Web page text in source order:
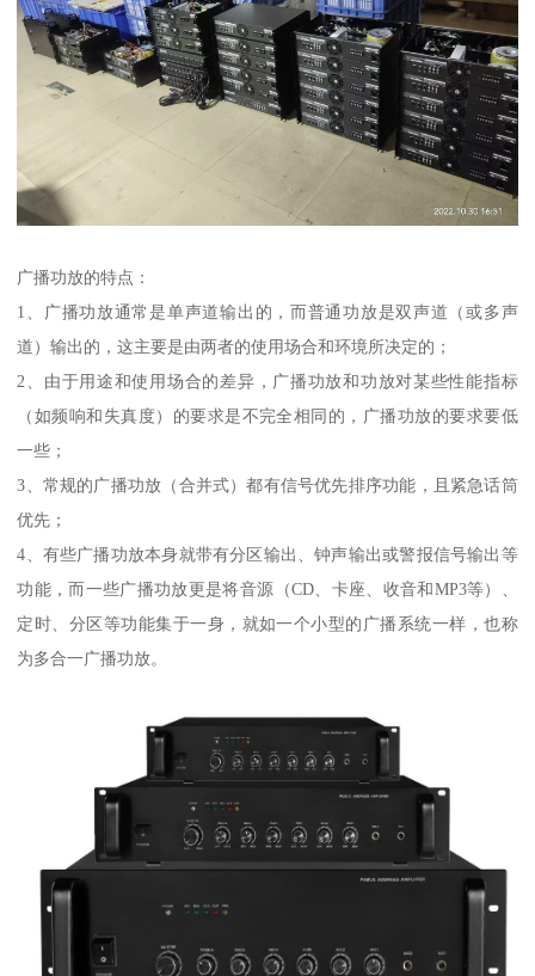
广播功放的特点：
1、广播功放通常是单声道输出的，而普通功放是双声道（或多声
道）输出的，这主要是由两者的使用场合和环境所决定的；
2、由于用途和使用场合的差异，广播功放和功放对某些性能指标
（如频响和失真度）的要求是不完全相同的，广播功放的要求要低
一些；
3、常规的广播功放（合并式）都有信号优先排序功能，且紧急话筒
优先；
4、有些广播功放本身就带有分区输出、钟声输出或警报信号输出等
功能，而一些广播功放更是将音源（CD、卡座、收音和MP3等）、
定时、分区等功能集于一身，就如一个小型的广播系统一样，也称
为多合一广播功放。